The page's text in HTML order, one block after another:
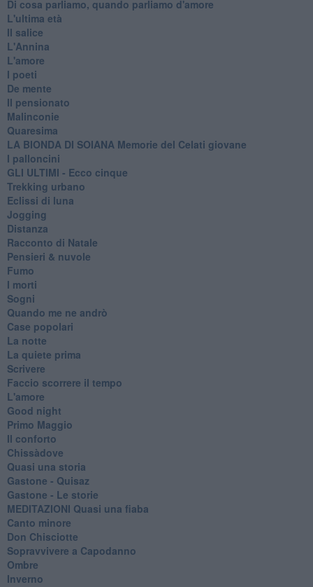
Di cosa parliamo, quando parliamo d'amore
L'ultima età
Il salice
L'Annina
L'amore
I poeti
De mente
Il pensionato
Malinconie
Quaresima
LA BIONDA DI SOIANA Memorie del Celati giovane
I palloncini
GLI ULTIMI - Ecco cinque
Trekking urbano
Eclissi di luna
Jogging
Distanza
Racconto di Natale
Pensieri & nuvole
Fumo
I morti
Sogni
Quando me ne andrò
Case popolari
La notte
La quiete prima
Scrivere
Faccio scorrere il tempo
L'amore
Good night
Primo Maggio
Il conforto
Chissàdove
Quasi una storia
Gastone - Quisaz
Gastone - Le storie
MEDITAZIONI Quasi una fiaba
Canto minore
Don Chisciotte
Sopravvivere a Capodanno
Ombre
Inverno